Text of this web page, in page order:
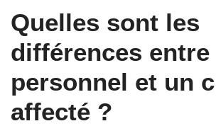
Quelles sont les
différences
personnel et un
affecté ?